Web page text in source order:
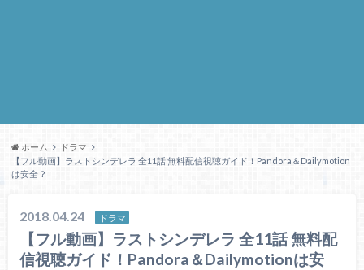
ホーム
ドラマ
【フル動画】ラストシンデレラ 全11話 無料配信視聴ガイド！Pandora＆Dailymotion
は安全？
2018.04.24 ドラマ
【フル動画】ラストシンデレラ 全11話 無料配
信視聴ガイド！Pandora＆Dailymotionは安